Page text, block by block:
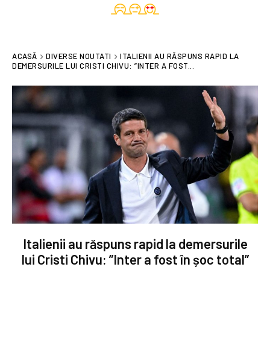
ACASĂ DIVERSE NOUTATI
ITALIENII AU RĂSPUNS RAPID LA
DEMERSURILE LUI CRISTI CHIVU: ”INTER A FOST...
Italienii au răspuns rapid la demersurile
lui Cristi Chivu: ”Inter a fost în șoc total”